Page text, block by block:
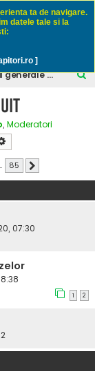
sportiv
Discutii generale despre pescuit
C
e
, Moderatori
85
07:30
1 2
ta de navigare.
datele tale si la
]